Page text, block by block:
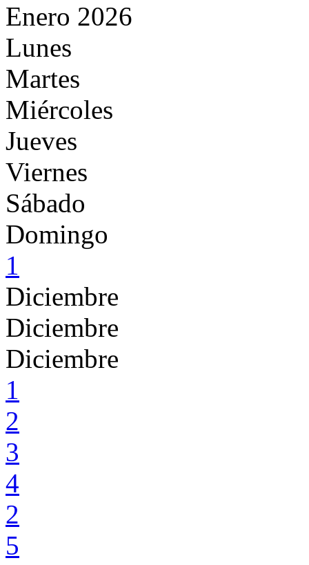
Enero 2026
Lunes
Martes
Miércoles
Jueves
Viernes
Sábado
Domingo
1
Diciembre
Diciembre
Diciembre
1
2
3
4
2
5